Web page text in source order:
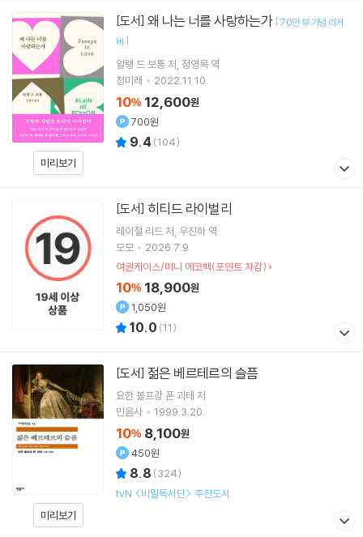
미리보기
[도서] 왜 나는 너를 사랑하는가 [70만 부 기념 리커
버 ]
알랭 드 보통저 정영목 역
청미래
2022.11.10.
10% 12,600원
700원
9.4 (104)
[도서] 히티드 라이벌리
레이철 리드 저 우진하 역
모모
2026.7.9.
여권케이스/미니 에코백(포인트 차감)
10% 18,900원
1,050원
10.0 (11)
미리보기
[도서] 젊은 베르테르의 슬픔
요한 볼프강 폰 괴테 저
민음사
1999.3.20.
10% 8,100원
450원
8.8 (324)
tvN <비밀독서단> 추천도서